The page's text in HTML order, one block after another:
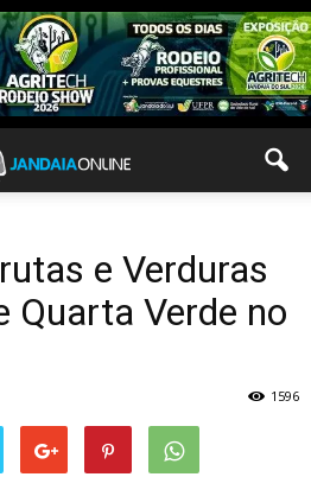
e Verduras
Quarta Verde no
1596